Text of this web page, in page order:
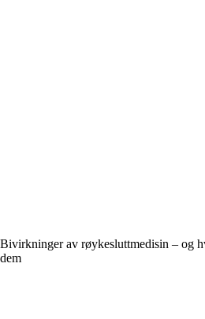
Bivirkninger av røykesluttmedisin – og
dem